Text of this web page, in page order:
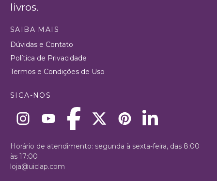
livros.
SAIBA MAIS
Dúvidas e Contato
Política de Privacidade
Termos e Condições de Uso
SIGA-NOS
Horário de atendimento: segunda à sexta-feira, das 8:00
às 17:00
loja@uiclap.com